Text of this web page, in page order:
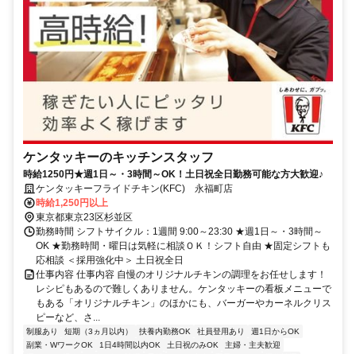
ケンタッキーのキッチンスタッフ
時給1250円★週1日～・3時間～OK！土日祝全日勤務可能な方大歓迎♪
ケンタッキーフライドチキン(KFC) 永福町店
時給1,250円以上
東京都東京23区杉並区
勤務時間 シフトサイクル：1週間 9:00～23:30 ★週1日～・3時間～
OK ★勤務時間・曜日は気軽に相談ＯＫ！シフト自由 ★固定シフトも
応相談 ＜採用強化中＞ 土日祝全日
仕事内容 仕事内容 自慢のオリジナルチキンの調理をお任せします！
レシピもあるので難しくありません。ケンタッキーの看板メニューで
もある「オリジナルチキン」のほかにも、バーガーやカーネルクリス
ピーなど、さ...
制服あり 短期（3ヵ月以内） 扶養内勤務OK 社員登用あり
週1日からOK
副業・WワークOK
1日4時間以内OK 土日祝のみOK
主婦・主夫歓迎